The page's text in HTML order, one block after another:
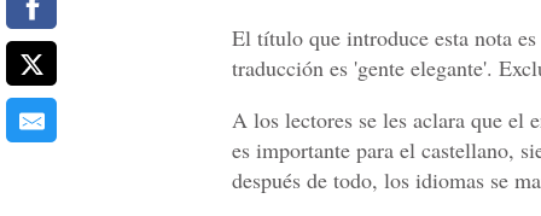
El título que introduce esta nota
traducción es 'gente elegante'.
A los lectores se les aclara que el
es importante para el castellano,
después de todo, los idiomas se